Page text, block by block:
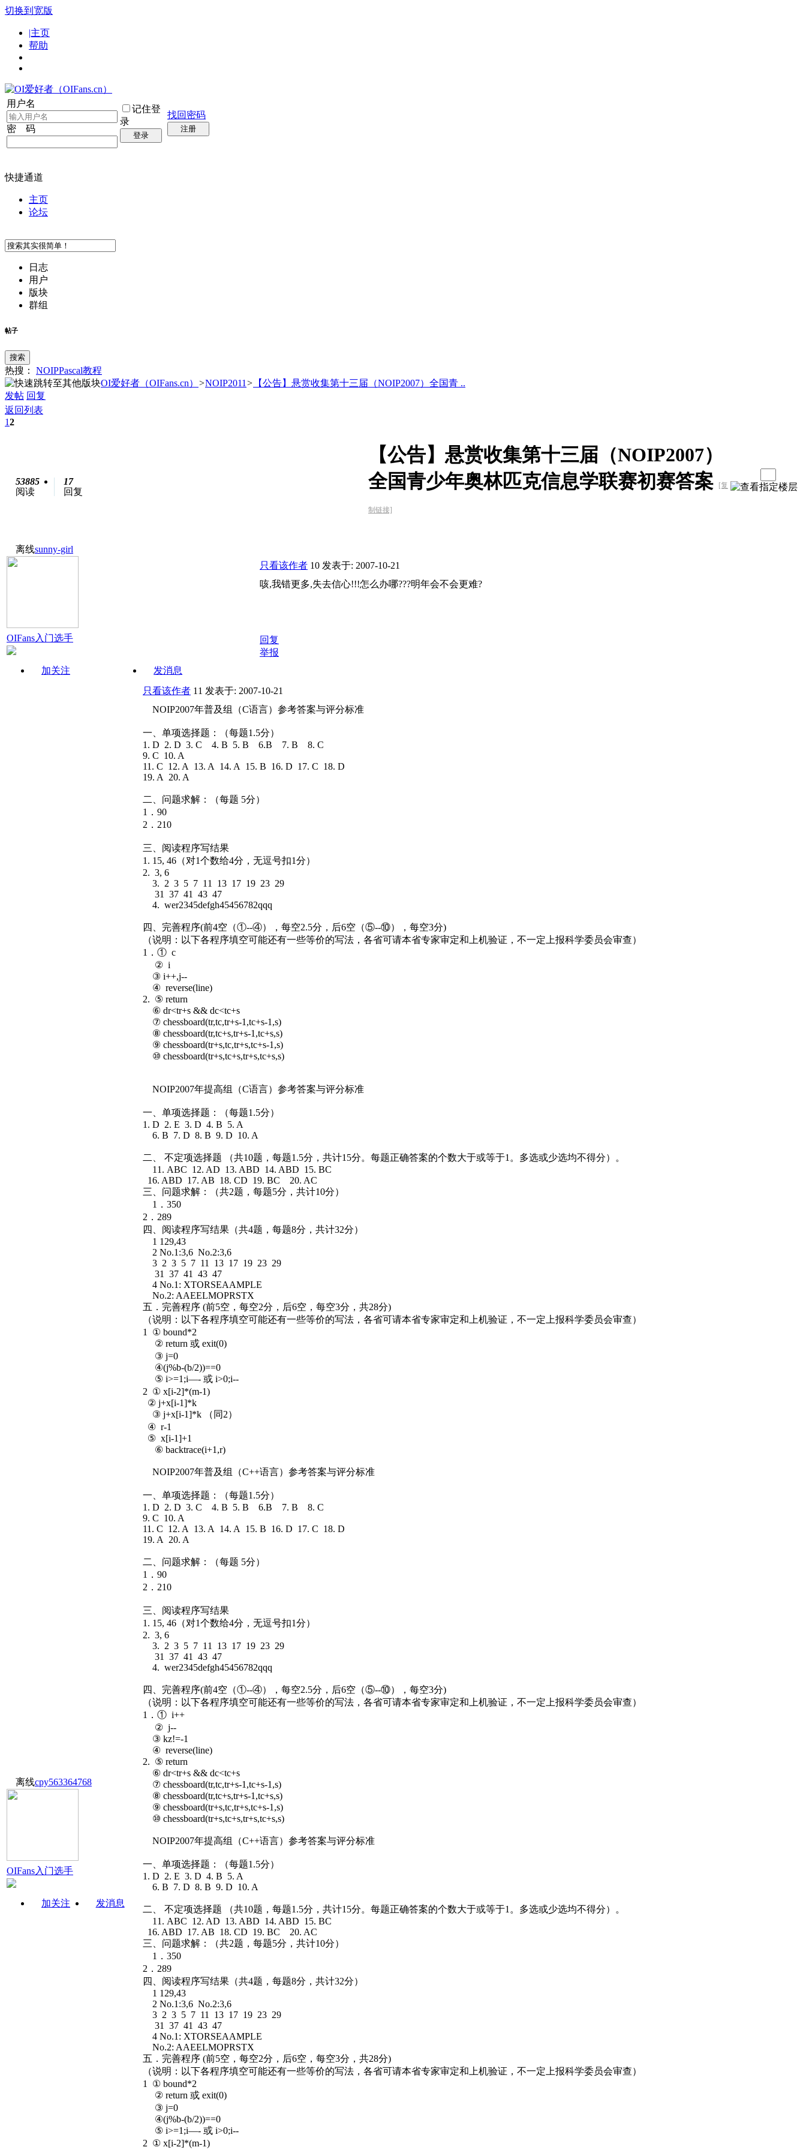
切换到宽版
|主页
帮助
用户名
密 码
记住登
录
登录
找回密码
注册
快捷通道
主页
论坛
日志
用户
版块
群组
帖子
搜索
热搜： NOIPPascal教程
OI爱好者（OIFans.cn） >NOIP2011 > 【公告】悬赏收集第十三届（NOIP2007）全国青 ..
发帖 回复
返回列表
12
53885
阅读
17
回复
【公告】悬赏收集第十三届（NOIP2007）
全国青少年奥林匹克信息学联赛初赛答案
[复
制链接]
离线sunny-girl
OIFans入门选手
加关注 发消息
只看该作者 10 发表于: 2007-10-21
咳,我错更多,失去信心!!!怎么办哪???明年会不会更难?
回复
举报
离线cpy563364768
OIFans入门选手
加关注 发消息
只看该作者 11 发表于: 2007-10-21
NOIP2007年普及组（C语言）参考答案与评分标准
一、单项选择题：（每题1.5分）
1. D 2. D 3. C 4. B 5. B 6.B 7. B 8. C
9. C 10. A
11. C 12. A 13. A 14. A 15. B 16. D 17. C 18. D
19. A 20. A
二、问题求解：（每题 5分）
1．90
2．210
三、阅读程序写结果
1. 15, 46（对1个数给4分，无逗号扣1分）
2. 3, 6
3. 2 3 5 7 11 13 17 19 23 29
31 37 41 43 47
4. wer2345defgh45456782qqq
四、完善程序(前4空（①--④），每空2.5分，后6空（⑤--⑩），每空3分)
（说明：以下各程序填空可能还有一些等价的写法，各省可请本省专家审定和上机验证，不一定上报科学委员会审查）
1．① c
② i
③ i++,j--
④ reverse(line)
2. ⑤ return
⑥ dr<tr+s && dc<tc+s
⑦ chessboard(tr,tc,tr+s-1,tc+s-1,s)
⑧ chessboard(tr,tc+s,tr+s-1,tc+s,s)
⑨ chessboard(tr+s,tc,tr+s,tc+s-1,s)
⑩ chessboard(tr+s,tc+s,tr+s,tc+s,s)
NOIP2007年提高组（C语言）参考答案与评分标准
一、单项选择题：（每题1.5分）
1. D 2. E 3. D 4. B 5. A
6. B 7. D 8. B 9. D 10. A
二、 不定项选择题 （共10题，每题1.5分，共计15分。每题正确答案的个数大于或等于1。多选或少选均不得分）。
11. ABC 12. AD 13. ABD 14. ABD 15. BC
16. ABD 17. AB 18. CD 19. BC 20. AC
三、问题求解：（共2题，每题5分，共计10分）
1．350
2．289
四、阅读程序写结果（共4题，每题8分，共计32分）
1 129,43
2 No.1:3,6 No.2:3,6
3 2 3 5 7 11 13 17 19 23 29
31 37 41 43 47
4 No.1: XTORSEAAMPLE
No.2: AAEELMOPRSTX
五．完善程序 (前5空，每空2分，后6空，每空3分，共28分)
（说明：以下各程序填空可能还有一些等价的写法，各省可请本省专家审定和上机验证，不一定上报科学委员会审查）
1 ① bound*2
② return 或 exit(0)
③ j=0
④(j%b-(b/2))==0
⑤ i>=1;i—- 或 i>0;i--
2 ① x[i-2]*(m-1)
② j+x[i-1]*k
③ j+x[i-1]*k （同2）
④ r-1
⑤ x[i-1]+1
⑥ backtrace(i+1,r)
NOIP2007年普及组（C++语言）参考答案与评分标准
一、单项选择题：（每题1.5分）
1. D 2. D 3. C 4. B 5. B 6.B 7. B 8. C
9. C 10. A
11. C 12. A 13. A 14. A 15. B 16. D 17. C 18. D
19. A 20. A
二、问题求解：（每题 5分）
1．90
2．210
三、阅读程序写结果
1. 15, 46（对1个数给4分，无逗号扣1分）
2. 3, 6
3. 2 3 5 7 11 13 17 19 23 29
31 37 41 43 47
4. wer2345defgh45456782qqq
四、完善程序(前4空（①--④），每空2.5分，后6空（⑤--⑩），每空3分)
（说明：以下各程序填空可能还有一些等价的写法，各省可请本省专家审定和上机验证，不一定上报科学委员会审查）
1．① i++
② j--
③ kz!=-1
④ reverse(line)
2. ⑤ return
⑥ dr<tr+s && dc<tc+s
⑦ chessboard(tr,tc,tr+s-1,tc+s-1,s)
⑧ chessboard(tr,tc+s,tr+s-1,tc+s,s)
⑨ chessboard(tr+s,tc,tr+s,tc+s-1,s)
⑩ chessboard(tr+s,tc+s,tr+s,tc+s,s)
NOIP2007年提高组（C++语言）参考答案与评分标准
一、单项选择题：（每题1.5分）
1. D 2. E 3. D 4. B 5. A
6. B 7. D 8. B 9. D 10. A
二、 不定项选择题 （共10题，每题1.5分，共计15分。每题正确答案的个数大于或等于1。多选或少选均不得分）。
11. ABC 12. AD 13. ABD 14. ABD 15. BC
16. ABD 17. AB 18. CD 19. BC 20. AC
三、问题求解：（共2题，每题5分，共计10分）
1．350
2．289
四、阅读程序写结果（共4题，每题8分，共计32分）
1 129,43
2 No.1:3,6 No.2:3,6
3 2 3 5 7 11 13 17 19 23 29
31 37 41 43 47
4 No.1: XTORSEAAMPLE
No.2: AAEELMOPRSTX
五．完善程序 (前5空，每空2分，后6空，每空3分，共28分)
（说明：以下各程序填空可能还有一些等价的写法，各省可请本省专家审定和上机验证，不一定上报科学委员会审查）
1 ① bound*2
② return 或 exit(0)
③ j=0
④(j%b-(b/2))==0
⑤ i>=1;i—- 或 i>0;i--
2 ① x[i-2]*(m-1)